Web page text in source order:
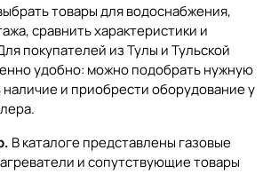
товары для водоснабжения,
сравнить характеристики и
покупателей из Тулы и Тульской
удобно: можно подобрать нужную
и приобрести оборудование у
В каталоге представлены газовые
и сопутствующие товары